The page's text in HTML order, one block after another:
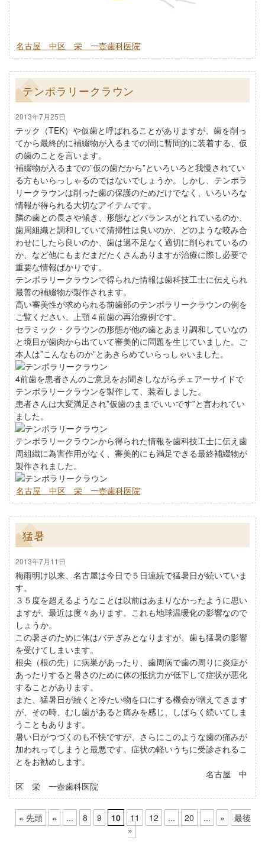
名古屋 中区 栄 一壺歯科医院
テンポラリークラウン
2013年7月25日
テック（TEK）や仮歯と呼ばれることがありますが、歯を削っ
てから最終的に補綴物が入るまでの間に暫間的に装着する、仮
の歯のことを言います。
補綴物が入るまでの”仮の歯だから”といろいろと我慢されてい
る方もいらっしゃるのではないでしょうか。しかし、テンポラ
リークラウンは削った歯の保護のためだけでなく、いろいろな
情報が得られる大切なアイテムです。
隣の歯との長さや傾き、形態などバランスがとれているのか、
歯周組織と調和していて清掃性は良いのか、どのような咬み合
わせにしたら良いのか、歯は過不足なく適切に削られているの
か、など他にもまだまだたくさんありますが治療に際し必要で
重要な情報ばかりです。
テンポラリークラウンで得られた情報は歯科技工士に伝えられ
最善の補綴物が製作されます。
高い審美性が求められる前歯部のテンポラリークラウンの例を
ご覧ください。上顎４前歯の再治療例です。
セラミック・クラウンの形態が他の歯とあまり調和していなの
と境目が歯肉から出ていて審美的に問題を生じていました。ご
本人は”こんなものか”とあきらめていらっしゃいました。
4前歯を患者さんのご意見をお聞きしながらチェアーサイドで
テンポラリークラウンを製作して、装着しました。
患者さんは大変満足され”仮歯のままでいいです”と言われてい
ました。
テンポラリークラウンから得られた情報を歯科技工士に伝え歯
周組織に為害作用がなく、審美的にも満足できる最終補綴物が
製作されました。
名古屋 中区 栄 一壺歯科医院
猛暑
2013年7月11日
梅雨明け以来、名古屋は今日で５日連続で猛暑日が続いていま
す。
３５度を超えるようなことは以前はあまりなかったように思い
ますが、最近は度々あります。これも地球温暖化の影響なので
しょうか。
この暑さのために体はバテぎみとなりますが、歯も猛暑の影響
を受けてしまいます。
根尖（根の先）に病巣があったり、歯周病で歯の周りに炎症が
あったりすると暑さのために体の抵抗力が低下して症状が悪化
することがあります。
また、猛暑日が続くと冷たい物を口にする機会が増えてきます
が、その時、むし歯があると痛みを感じ、しばらく続いてしま
うこともあります。
暑い日がつづくのも不快ですが、さらにこのような歯の痛みが
加われってしまうと最悪です。症状の軽いうちに受診されるこ
とをお勧めします。
名古屋 中
区 栄 一壺歯科医院
« 先頭 « ... 8 9 10 11 12 ... 20 ... »
最後
»